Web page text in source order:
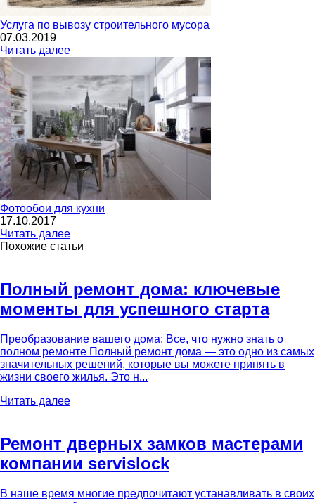
Услуга по вывозу строительного мусора
07.03.2019
Читать далее
Фотообои для кухни
17.10.2017
Читать далее
Похожие статьи
Полный ремонт дома: ключевые
моменты для успешного старта
Преобразование вашего дома: Все, что нужно знать о
полном ремонте Полный ремонт дома — это одно из самых
значительных решений, которые вы можете принять в
жизни своего жилья. Это н...
Читать далее
Ремонт дверных замков мастерами
компании servislock
В наше время многие предпочитают устанавливать в своих